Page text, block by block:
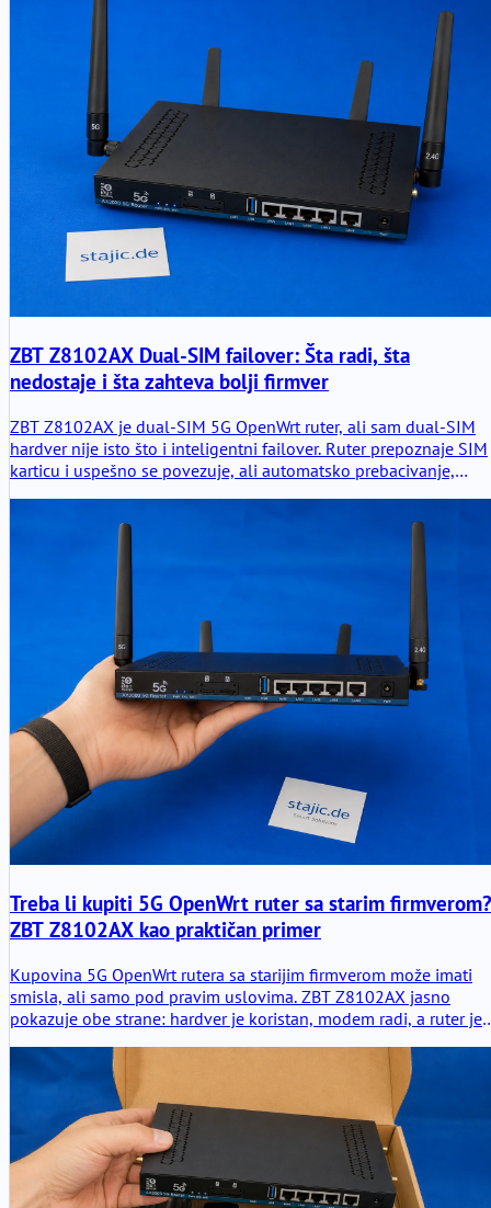
ZBT Z8102AX Dual-SIM failover: Šta radi, šta
nedostaje i šta zahteva bolji firmver
ZBT Z8102AX je dual-SIM 5G OpenWrt ruter, ali sam dual-SIM
hardver nije isto što i inteligentni failover. Ruter prepoznaje SIM
karticu i uspešno se povezuje, ali automatsko prebacivanje,
Treba li kupiti 5G OpenWrt ruter sa starim firmverom?
ZBT Z8102AX kao praktičan primer
Kupovina 5G OpenWrt rutera sa starijim firmverom može imati
smisla, ali samo pod pravim uslovima. ZBT Z8102AX jasno
pokazuje obe strane: hardver je koristan, modem radi, a ruter je
nejasni putevi nadogradnje zahtevaju pažljivu odluku o
kupovini.